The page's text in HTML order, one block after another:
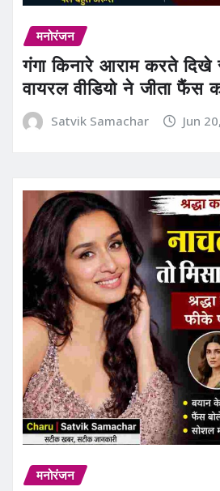
मनोरंजन
गंगा किनारे आराम करते दिखे
वायरल वीडियो ने जीता फैंस
Satvik Samachar Jun
मनोरंजन